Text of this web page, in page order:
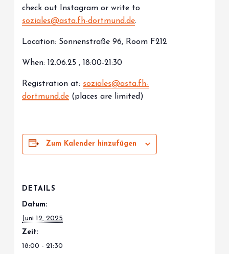
check out Instagram or write to
soziales@asta.fh-dortmund.de.
Location: Sonnenstraße 96, Room F212
When: 12.06.25 , 18:00-21:30
Registration at: soziales@asta.fh-
dortmund.de (places are limited)
Zum Kalender hinzufügen
DETAILS
Datum:
Juni 12, 2025
Zeit:
18:00 - 21:30